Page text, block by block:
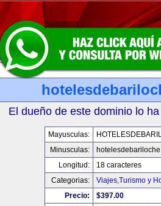
El dueño de este dominio lo
Mayusculas:
Minusculas:
Longitud:
18 caracteres
Categorias:
Viajes,Turismo y
Precio:
$397.00